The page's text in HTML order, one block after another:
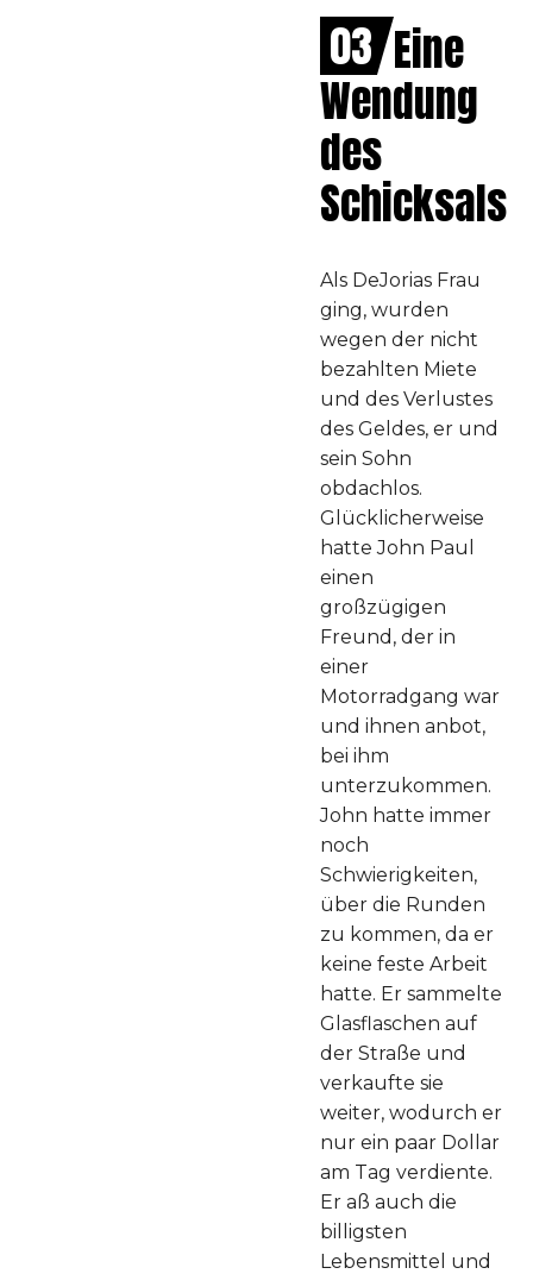
03 Eine
Wendung
des
Schicksals
Als DeJorias Frau
ging, wurden
wegen der nicht
bezahlten Miete
und des Verlustes
des Geldes, er und
sein Sohn
obdachlos.
Glücklicherweise
hatte John Paul
einen
großzügigen
Freund, der in
einer
Motorradgang war
und ihnen anbot,
bei ihm
unterzukommen.
John hatte immer
noch
Schwierigkeiten,
über die Runden
zu kommen, da er
keine feste Arbeit
hatte. Er sammelte
Glasflaschen auf
der Straße und
verkaufte sie
weiter, wodurch er
nur ein paar Dollar
am Tag verdiente.
Er aß auch die
billigsten
Lebensmittel und